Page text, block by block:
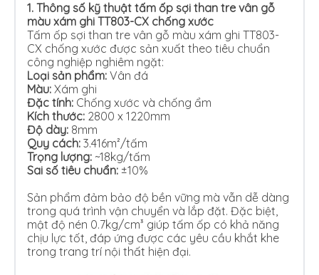
1. Thông số kỹ thuật tấm ốp sợi than tre vân gỗ
màu xám ghi TT803-CX chống xước
Tấm ốp sợi than tre vân gỗ màu xám ghi TT803-
CX chống xước được sản xuất theo tiêu chuẩn
công nghiệp nghiêm ngặt:
Loại sản phẩm: Vân đá
Màu: Xám ghi
Đặc tính: Chống xước và chống ẩm
Kích thước: 2800 x 1220mm
Độ dày: 8mm
Quy cách: 3.416m²/tấm
Trọng lượng: ~18kg/tấm
Sai số tiêu chuẩn: ±10%
Sản phẩm đảm bảo độ bền vững mà vẫn dễ dàng
trong quá trình vận chuyển và lắp đặt. Đặc biệt,
mật độ nén 0.7kg/cm³ giúp tấm ốp có khả năng
chịu lực tốt, đáp ứng được các yêu cầu khắt khe
trong trang trí nội thất hiện đại.